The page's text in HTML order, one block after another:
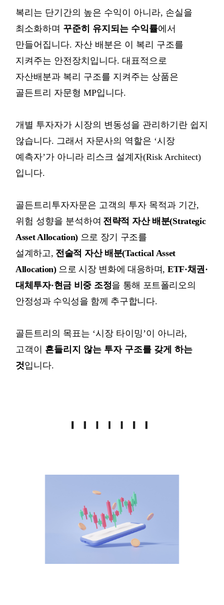
복리는 단기간의 높은 수익이 아니라, 손실을
최소화하며 꾸준히 유지되는 수익률에서
만들어집니다. 자산 배분은 이 복리 구조를
지켜주는 안전장치입니다. 대표적으로
자산배분과 복리 구조를 지켜주는 상품은
골든트리 자문형 MP입니다.
개별 투자자가 시장의 변동성을 관리하기란 쉽지
않습니다. 그래서 자문사의 역할은 ‘시장
예측자’가 아니라 리스크 설계자(Risk Architect)
입니다.
골든트리투자자문은 고객의 투자 목적과 기간,
위험 성향을 분석하여 전략적 자산 배분(Strategic
Asset Allocation) 으로 장기
구조를
설계하고, 전술적 자산 배분(Tactical Asset
Allocation) 으로 시장 변화에 대응하며 , ETF·채권·
대체투자·현금 비중 조정을 통해 포트폴리오의
안정성과 수익성을 함께 추구합니다.
골든트리의 목표는 ‘시장 타이밍’이 아니라,
고객이
흔들리지 않는 투자 구조를 갖게 하는
것입니다.